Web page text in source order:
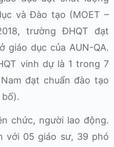
và Đào tạo (MOET –
trường ĐHQT đạt
giáo dục của AUN-QA.
vinh dự là 1 trong 7
đạt chuẩn đào tạo
bố).
chức, người lao động.
với 05 giáo sư, 39 phó